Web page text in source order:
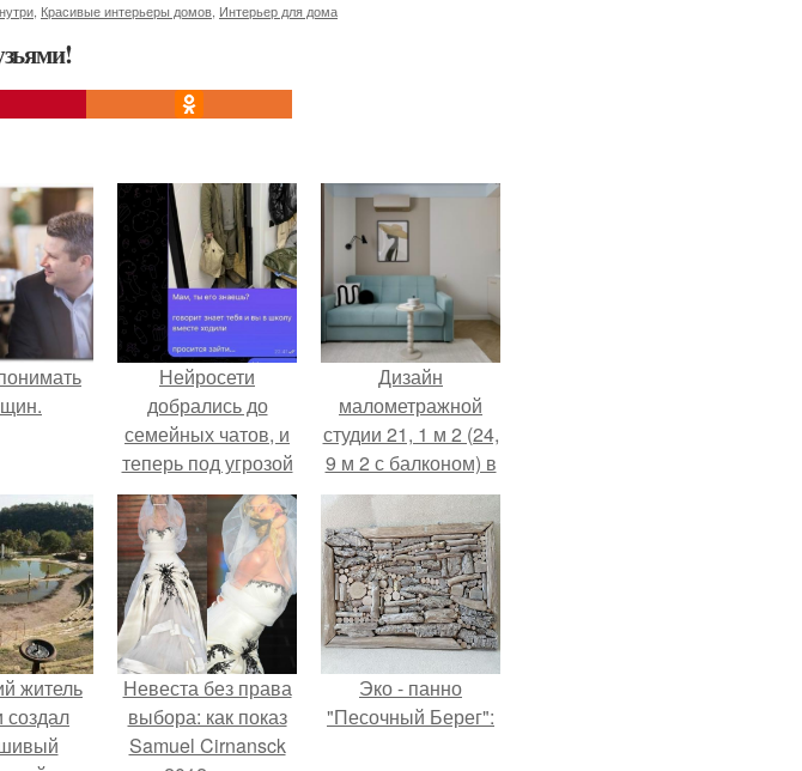
Красивые интерьеры домов Интерьер для дома
Нейросети
добрались до
семейных чатов, и
теперь под угрозой
мамины нервы.
Дизайн
малометражной
студии 21, 1 м 2 (24,
9 м 2 с балконом) в
Краснодаре.
житель
создал
Невеста без права
выбора: как показ
Samuel Cirnansck
Эко - панно
"Песочный Берег":